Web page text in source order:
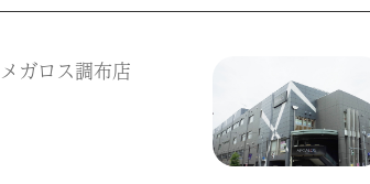
メガロス調布店